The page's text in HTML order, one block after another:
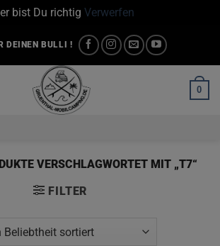
bist Du richtig Verwerfen
DEINEN BULLI !
0
VERSCHLAGWORTET MIT „T7“
FILTER